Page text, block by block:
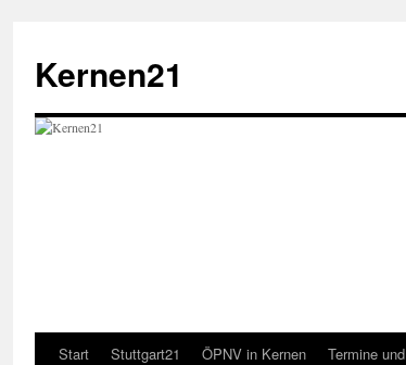
springen
Kernen21
Start Stuttgart21 ÖPNV in Kernen Termine